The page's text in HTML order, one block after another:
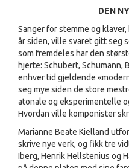
DEN
Sanger for stemme og
år siden, ville svaret gitt seg
som fremdeles har den
hjerte: Schubert, Schumann,
enhver tid gjeldende
seg mye siden de store
atonale og eksperimentelle
Hvordan ville komponister
Marianne Beate Kielland
skrive nye verk, og fikk tre
Iberg, Henrik Hellstenius og